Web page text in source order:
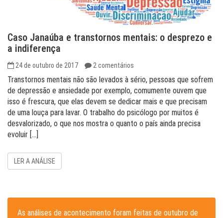
Caso Janaúba e transtornos mentais: o desprezo e
a indiferença
24 de outubro de 2017 2 comentários
Transtornos mentais não são levados à sério, pessoas que sofrem
de depressão e ansiedade por exemplo, comumente ouvem que
isso é frescura, que elas devem se dedicar mais e que precisam
de uma louça para lavar. O trabalho do psicólogo por muitos é
desvalorizado, o que nos mostra o quanto o país ainda precisa
evoluir […]
LER A ANÁLISE
As análises de acontecimento foram feitas de outubro de